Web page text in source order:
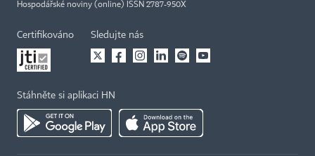
Hospodářské noviny (online) ISSN 2787-950X
Certifikováno Sledujte nás
Stáhněte si aplikaci HN